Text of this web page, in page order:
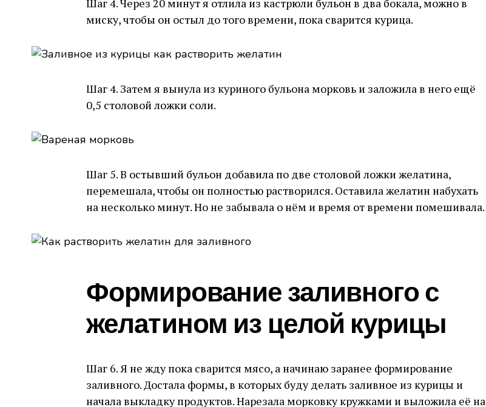
Шаг 4. Через 20 минут я отлила из кастрюли бульон в два бокала, можно в
миску, чтобы он остыл до того времени, пока сварится курица.
Шаг 4. Затем я вынула из куриного бульона морковь и заложила в него ещё
0,5 столовой ложки соли.
Шаг 5. В остывший бульон добавила по две столовой ложки желатина,
перемешала, чтобы он полностью растворился. Оставила желатин набухать
на несколько минут. Но не забывала о нём и время от времени помешивала.
Формирование заливного с
желатином из целой курицы
Шаг 6. Я не жду пока сварится мясо, а начинаю заранее формирование
заливного. Достала формы, в которых буду делать заливное из курицы и
начала выкладку продуктов. Нарезала морковку кружками и выложила её на